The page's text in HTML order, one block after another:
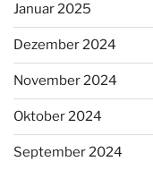
Januar 2025
Dezember 2024
November 2024
Oktober 2024
September 2024